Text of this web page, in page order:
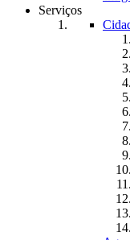
Serviços